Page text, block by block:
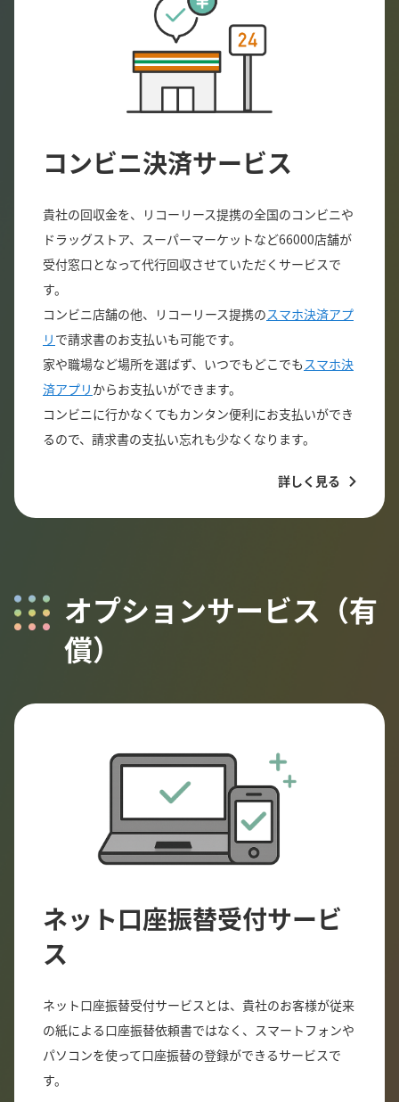
コンビニ決済サービス
貴社の回収金を、リコーリース提携の全国のコンビニや
ドラッグストア、スーパーマーケットなど66000店舗が
受付窓口となって代行回収させていただくサービスで
す。
コンビニ店舗の他、リコーリース提携のスマホ決済アプ
リ で請求書のお支払いも可能です。
家や職場など場所を選ばず、いつでもどこでもスマホ決
済アプリ からお支払いができます。
コンビニに行かなくてもカンタン便利にお支払いができ
るので、請求書の支払い忘れも少なくなります。
詳しく見る
オプションサービス（有
償）
ネット口座振替受付サービ
ス
ネット口座振替受付サービスとは、貴社のお客様が従来
の紙による口座振替依頼書ではなく、スマートフォンや
パソコンを使って口座振替の登録ができるサービスで
す。